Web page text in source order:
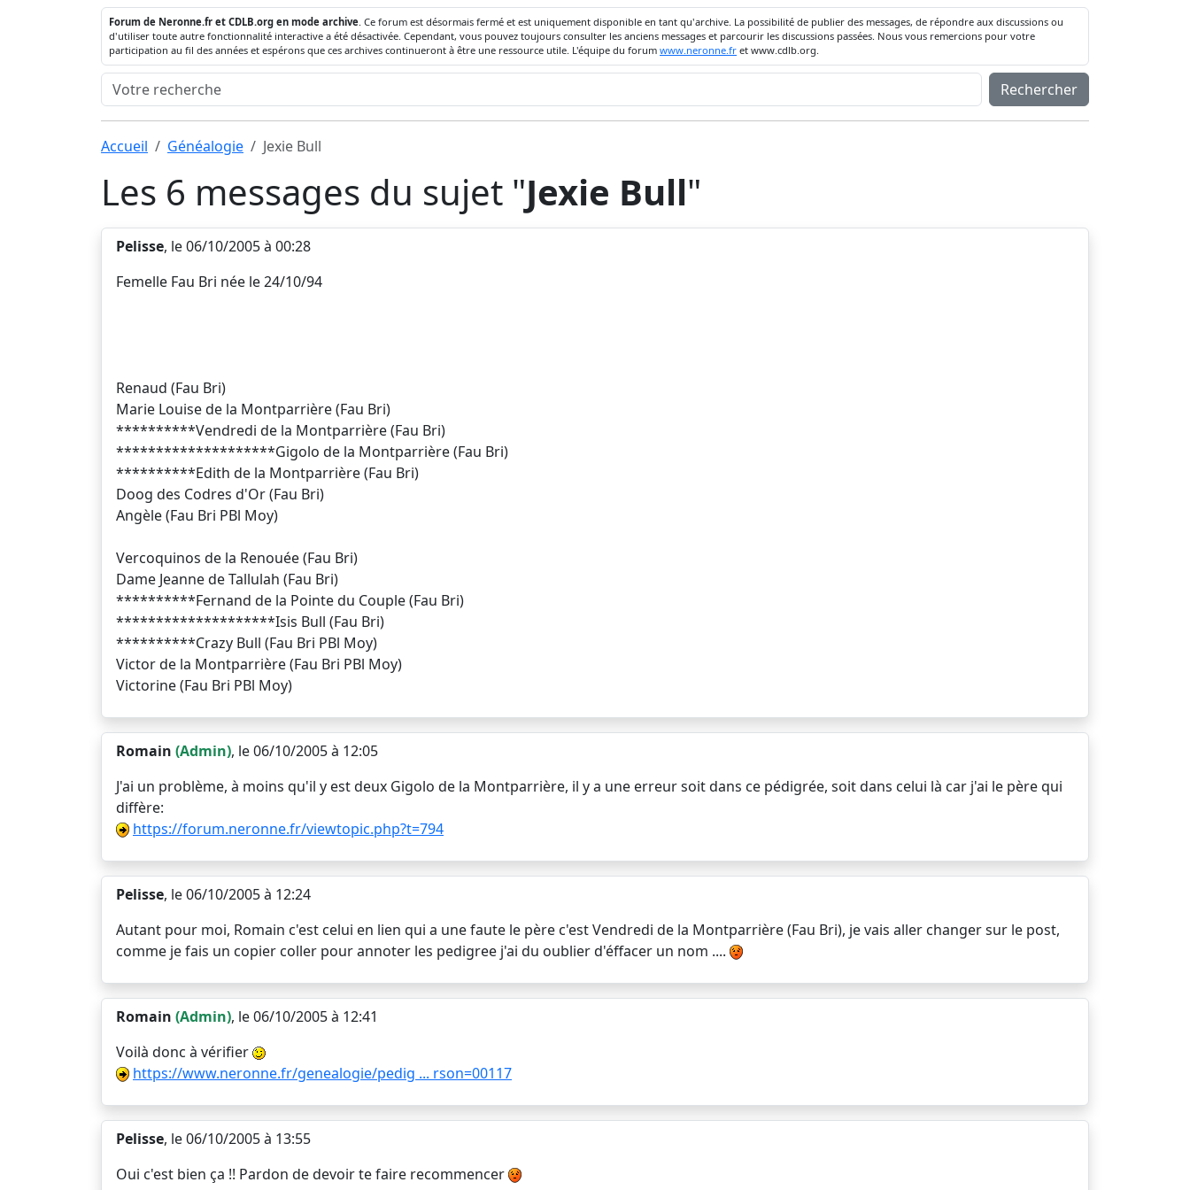
Forum de Neronne.fr et CDLB.org en mode archive. Ce forum est désormais fermé et est uniquement disponible en tant qu'archive. La possibilité de publier des messages, de répondre aux discussions ou
d'utiliser toute autre fonctionnalité interactive a été désactivée. Cependant, vous pouvez toujours consulter les anciens messages et parcourir les discussions passées. Nous vous remercions pour votre
participation au fil des années et espérons que ces archives continueront à être une ressource utile. L'équipe du forum www.neronne.fr et www.cdlb.org.
Rechercher
Accueil Généalogie Jexie Bull
Les 6 messages du sujet "Jexie Bull"
Pelisse, le 06/10/2005 à 00:28
Femelle Fau Bri née le 24/10/94
Renaud (Fau Bri)
Marie Louise de la Montparrière (Fau Bri)
**********Vendredi de la Montparrière (Fau Bri)
********************Gigolo de la Montparrière (Fau Bri)
**********Edith de la Montparrière (Fau Bri)
Doog des Codres d'Or (Fau Bri)
Angèle (Fau Bri PBl Moy)
Vercoquinos de la Renouée (Fau Bri)
Dame Jeanne de Tallulah (Fau Bri)
**********Fernand de la Pointe du Couple (Fau Bri)
********************Isis Bull (Fau Bri)
**********Crazy Bull (Fau Bri PBl Moy)
Victor de la Montparrière (Fau Bri PBl Moy)
Victorine (Fau Bri PBl Moy)
Romain (Admin), le 06/10/2005 à 12:05
J'ai un problème, à moins qu'il y est deux Gigolo de la Montparrière, il y a une erreur soit dans ce pédigrée, soit dans celui là car j'ai le père qui
diffère:
https://forum.neronne.fr/viewtopic.php?t=794
Pelisse, le 06/10/2005 à 12:24
Autant pour moi, Romain c'est celui en lien qui a une faute le père c'est Vendredi de la Montparrière (Fau Bri), je vais aller changer sur le post,
comme je fais un copier coller pour annoter les pedigree j'ai du oublier d'éffacer un nom ....
Romain (Admin), le 06/10/2005 à 12:41
Voilà donc à vérifier
https://www.neronne.fr/genealogie/pedig ... rson=00117
Pelisse, le 06/10/2005 à 13:55
Oui c'est bien ça !! Pardon de devoir te faire recommencer